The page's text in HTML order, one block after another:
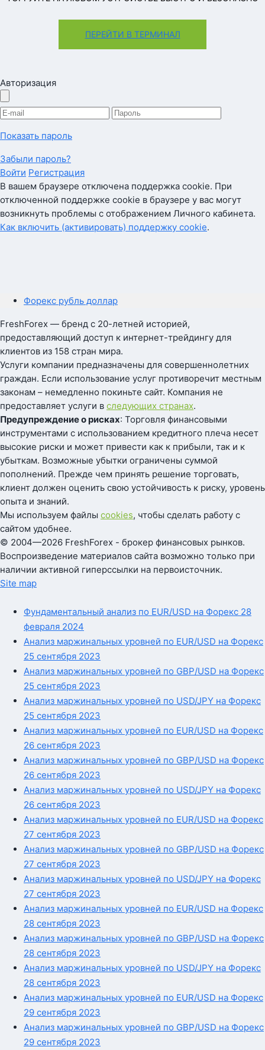
ПЕРЕЙТИ В ТЕРМИНАЛ
Авторизация
Показать пароль
Забыли пароль?
Войти Регистрация
В вашем браузере отключена поддержка cookie. При
отключенной поддержке cookie в браузере у вас могут
возникнуть проблемы с отображением Личного кабинета.
Как включить (активировать) поддержку cookie.
Форекс рубль доллар
FreshForex — бренд с 20-летней историей,
предоставляющий доступ к интернет-трейдингу для
клиентов из 158 стран мира.
Услуги компании предназначены для совершеннолетних
граждан. Если использование услуг противоречит местным
законам – немедленно покиньте сайт. Компания не
предоставляет услуги в следующих странах.
Предупреждение о рисках: Торговля финансовыми
инструментами с использованием кредитного плеча несет
высокие риски и может привести как к прибыли, так и к
убыткам. Возможные убытки ограничены суммой
пополнений. Прежде чем принять решение торговать,
клиент должен оценить свою устойчивость к риску, уровень
опыта и знаний.
Мы используем файлы cookies, чтобы сделать работу с
сайтом удобнее.
© 2004—2026 FreshForex - брокер финансовых рынков.
Воспроизведение материалов сайта возможно только при
наличии активной гиперссылки на первоисточник.
Site map
Фундаментальный анализ по EUR/USD на Форекс 28
февраля 2024
Анализ маржинальных уровней по EUR/USD на Форекс
25 сентября 2023
Анализ маржинальных уровней по GBP/USD на Форекс
25 сентября 2023
Анализ маржинальных уровней по USD/JPY на Форекс
25 сентября 2023
Анализ маржинальных уровней по EUR/USD на Форекс
26 сентября 2023
Анализ маржинальных уровней по GBP/USD на Форекс
26 сентября 2023
Анализ маржинальных уровней по USD/JPY на Форекс
26 сентября 2023
Анализ маржинальных уровней по EUR/USD на Форекс
27 сентября 2023
Анализ маржинальных уровней по GBP/USD на Форекс
27 сентября 2023
Анализ маржинальных уровней по USD/JPY на Форекс
27 сентября 2023
Анализ маржинальных уровней по EUR/USD на Форекс
28 сентября 2023
Анализ маржинальных уровней по GBP/USD на Форекс
28 сентября 2023
Анализ маржинальных уровней по USD/JPY на Форекс
28 сентября 2023
Анализ маржинальных уровней по EUR/USD на Форекс
29 сентября 2023
Анализ маржинальных уровней по GBP/USD на Форекс
29 сентября 2023